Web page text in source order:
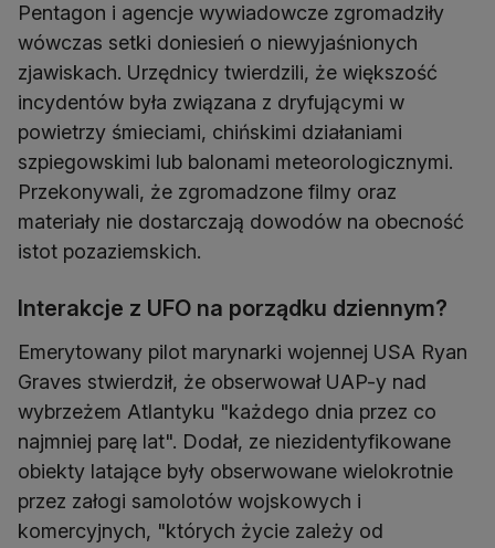
Pentagon i agencje wywiadowcze zgromadziły
wówczas setki doniesień o niewyjaśnionych
zjawiskach. Urzędnicy twierdzili, że większość
incydentów była związana z dryfującymi w
powietrzy śmieciami, chińskimi działaniami
szpiegowskimi lub balonami meteorologicznymi.
Przekonywali, że zgromadzone filmy oraz
materiały nie dostarczają dowodów na obecność
istot pozaziemskich.
Interakcje z UFO na porządku dziennym?
Emerytowany pilot marynarki wojennej USA Ryan
Graves stwierdził, że obserwował UAP-y nad
wybrzeżem Atlantyku "każdego dnia przez co
najmniej parę lat". Dodał, ze niezidentyfikowane
obiekty latające były obserwowane wielokrotnie
przez załogi samolotów wojskowych i
komercyjnych, "których życie zależy od